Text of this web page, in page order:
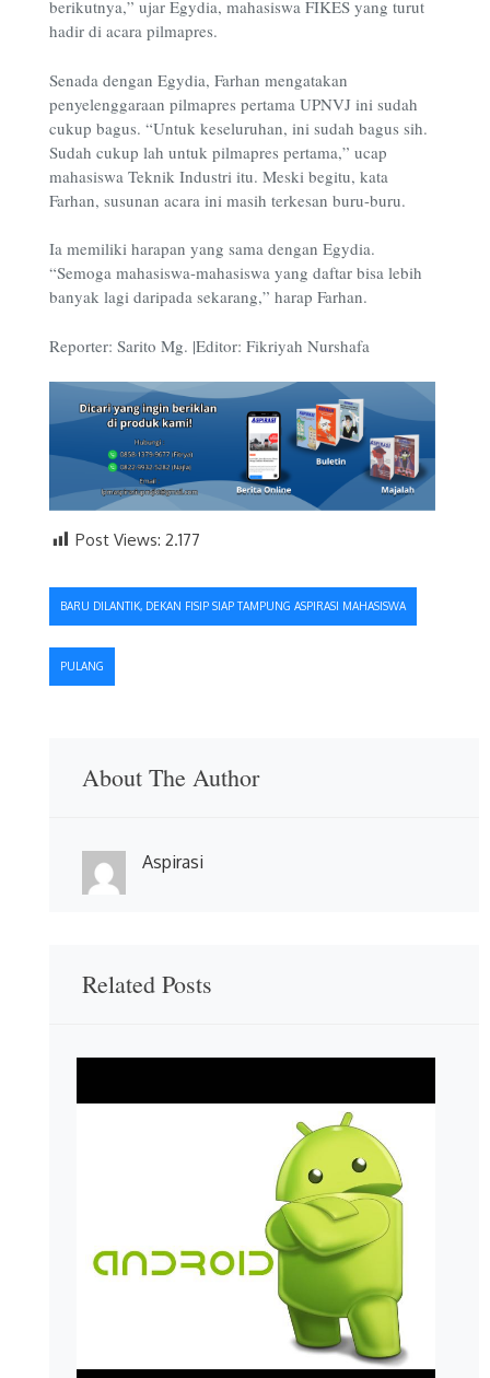
berikutnya,” ujar Egydia, mahasiswa FIKES yang turut
hadir di acara pilmapres.
Senada dengan Egydia, Farhan mengatakan
penyelenggaraan pilmapres pertama UPNVJ ini sudah
cukup bagus. “Untuk keseluruhan, ini sudah bagus sih.
Sudah cukup lah untuk pilmapres pertama,” ucap
mahasiswa Teknik Industri itu. Meski begitu, kata
Farhan, susunan acara ini masih terkesan buru-buru.
Ia memiliki harapan yang sama dengan Egydia.
“Semoga mahasiswa-mahasiswa yang daftar bisa lebih
banyak lagi daripada sekarang,” harap Farhan.
Reporter: Sarito Mg. |Editor: Fikriyah Nurshafa
Post Views: 2.177
Navigasi
pos
BARU DILANTIK, DEKAN FISIP SIAP TAMPUNG ASPIRASI MAHASISWA
PULANG
About The Author
Aspirasi
Related Posts